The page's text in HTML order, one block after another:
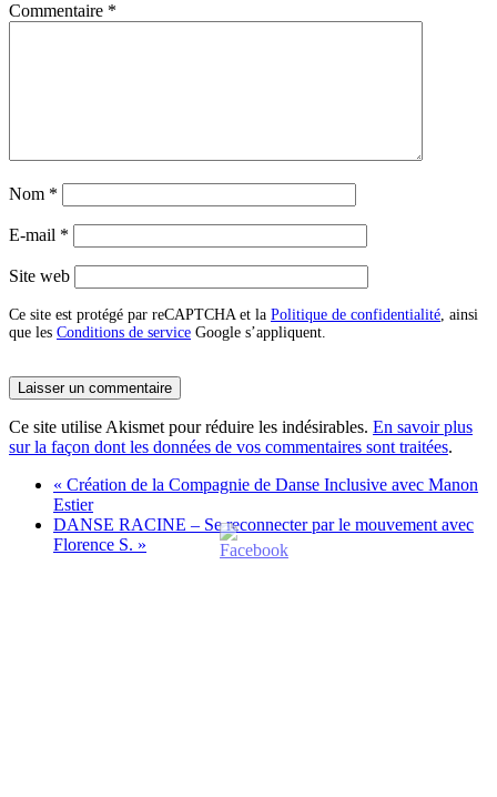
Commentaire *
Nom *
E-mail *
Site web
Ce site est protégé par reCAPTCHA et la Politique de confidentialité, ainsi
que les Conditions de service Google s’appliquent.
Ce site utilise Akismet pour réduire les indésirables. En savoir plus
sur la façon dont les données de vos commentaires sont traitées.
« Création de la Compagnie de Danse Inclusive avec Manon
Estier
DANSE RACINE – Se reconnecter par le mouvement avec
Florence S. »